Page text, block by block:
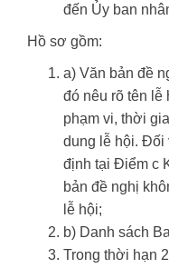
đến Ủy ban
Hồ sơ gồm:
a) Văn bản đề
đó nêu rõ tên lễ
phạm vi, thời
dung lễ hội.
định tại Điểm c
bản đề nghị
lễ hội;
b) Danh sách
Trong thời hạn